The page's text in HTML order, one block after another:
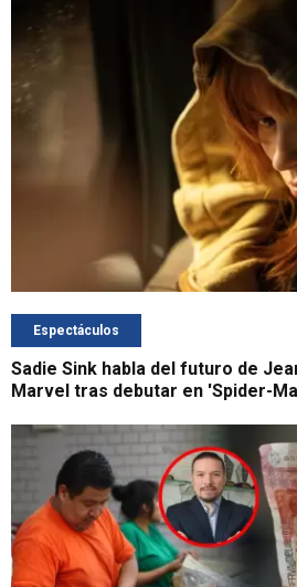
Espectáculos
Sadie Sink habla del futuro de
Marvel tras debutar en 'Spider-